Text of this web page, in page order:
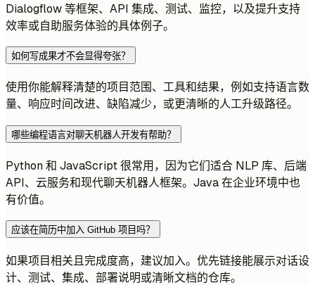
Dialogflow 等框架、API 集成、测试、监控，以及提升支持
效率或自助服务体验的具体例子。
如何写成果才不会显得夸张？
使用你能解释清楚的项目范围、工具和结果，例如支持语言数
量、响应时间改进、缺陷减少，或更清晰的人工升级路径。
哪些编程语言对聊天机器人开发有帮助？
Python 和 JavaScript 很常用，因为它们适合 NLP 库、后端
API、云服务和现代聊天机器人框架。Java 在企业环境中也
有价值。
应该在简历中加入 GitHub 项目吗？
如果项目相关且完成度高，建议加入。优先链接能展示对话设
计、测试、集成、部署说明或清晰文档的仓库。